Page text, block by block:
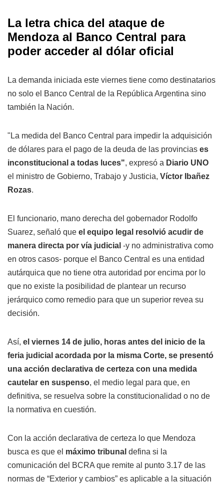
La letra chica del ataque de
Mendoza al Banco Central para
poder acceder al dólar oficial
La demanda iniciada este viernes tiene como destinatarios
no solo el Banco Central de la República Argentina sino
también la Nación.
"La medida del Banco Central para impedir la adquisición
de dólares para el pago de la deuda de las provincias es
inconstitucional a todas luces", expresó a Diario UNO
el ministro de Gobierno, Trabajo y Justicia, Víctor Ibañez
Rozas.
El funcionario, mano derecha del gobernador Rodolfo
Suarez, señaló que el equipo legal resolvió acudir de
manera directa por vía judicial -y no administrativa como
en otros casos- porque el Banco Central es una entidad
autárquica que no tiene otra autoridad por encima por lo
que no existe la posibilidad de plantear un recurso
jerárquico como remedio para que un superior revea su
decisión.
Así, el viernes 14 de julio, horas antes del inicio de la
feria judicial acordada por la misma Corte, se presentó
una acción declarativa de certeza con una medida
cautelar en suspenso, el medio legal para que, en
definitiva, se resuelva sobre la constitucionalidad o no de
la normativa en cuestión.
Con la acción declarativa de certeza lo que Mendoza
busca es que el máximo tribunal defina si la
comunicación del BCRA que remite al punto 3.17 de las
normas de “Exterior y cambios” es aplicable a la situación